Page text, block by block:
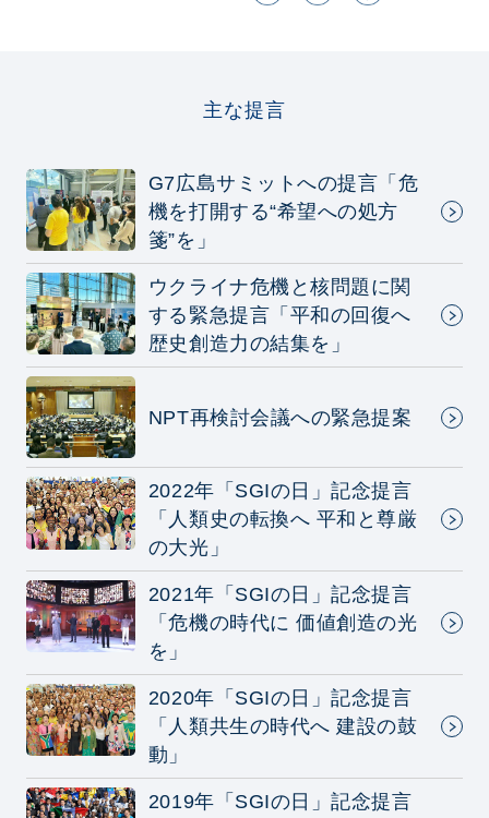
主な提言
G7広島サミットへの提言「危
機を打開する“希望への処方
箋”を」
ウクライナ危機と核問題に関
する緊急提言「平和の回復へ
歴史創造力の結集を」
NPT再検討会議への緊急提案
2022年「SGIの日」記念提言
「人類史の転換へ 平和と尊厳
の大光」
2021年「SGIの日」記念提言
「危機の時代に 価値創造の光
を」
2020年「SGIの日」記念提言
「人類共生の時代へ 建設の鼓
動」
2019年「SGIの日」記念提言